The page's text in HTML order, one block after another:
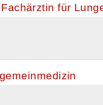
für